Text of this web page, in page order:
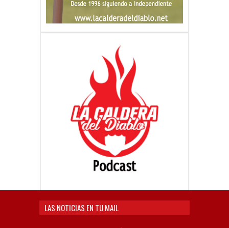
LAS NOTICIAS EN TU MAIL